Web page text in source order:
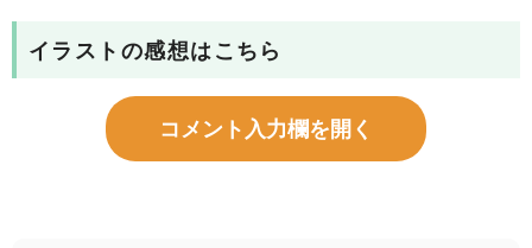
イラストの感想はこちら
コメント入力欄を開く